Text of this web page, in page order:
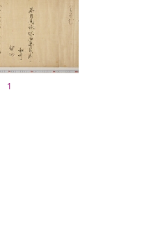
1